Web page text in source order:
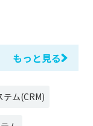
もっと見る
テム(CRM)